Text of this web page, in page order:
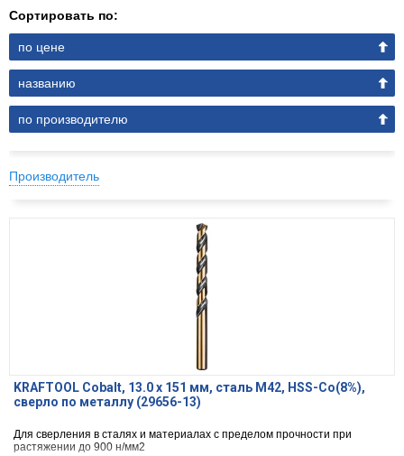
Сортировать по:
по цене
названию
по производителю
Производитель
KRAFTOOL Cobalt, 13.0 х 151 мм, сталь М42, HSS-Co(8%),
сверло по металлу (29656-13)
Для сверления в сталях и материалах с пределом прочности при
растяжении до 900 н/мм2